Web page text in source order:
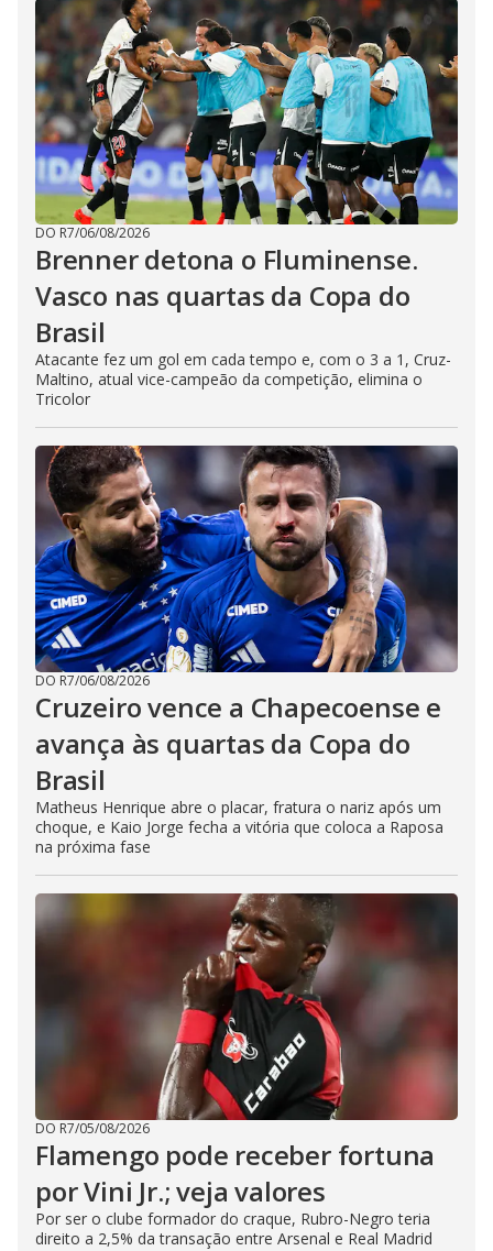
DO R7/06/08/2026
Brenner detona o Fluminense.
Vasco nas quartas da Copa do
Brasil
Atacante fez um gol em cada tempo e, com o 3 a 1, Cruz-
Maltino, atual vice-campeão da competição, elimina o
Tricolor
DO R7/06/08/2026
Cruzeiro vence a Chapecoense e
avança às quartas da Copa do
Brasil
Matheus Henrique abre o placar, fratura o nariz após um
choque, e Kaio Jorge fecha a vitória que coloca a Raposa
na próxima fase
DO R7/05/08/2026
Flamengo pode receber fortuna
por Vini Jr.; veja valores
Por ser o clube formador do craque, Rubro-Negro teria
direito a 2,5% da transação entre Arsenal e Real Madrid